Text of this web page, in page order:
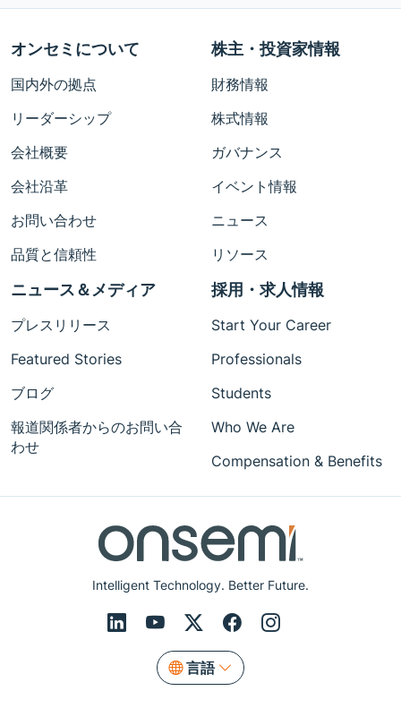
Intelligent Technology. Better Future.
言語
オンセミについて
国内外の拠点
リーダーシップ
会社概要
会社沿革
お問い合わせ
品質と信頼性
株主・投資家情報
財務情報
株式情報
ガバナンス
イベント情報
ニュース
リソース
ニュース＆メディア
プレスリリース
Featured Stories
ブログ
報道関係者からのお問い合
わせ
採用・求人情報
Start Your Career
Professionals
Students
Who We Are
Compensation & Benefits